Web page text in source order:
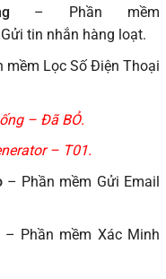
– Phần mềm
tin nhắn hàng loạt.
Lọc Số Điện Thoại
– Đã BỎ.
– T01.
– Phần mềm Gửi Email
– Phần mềm Xác Minh